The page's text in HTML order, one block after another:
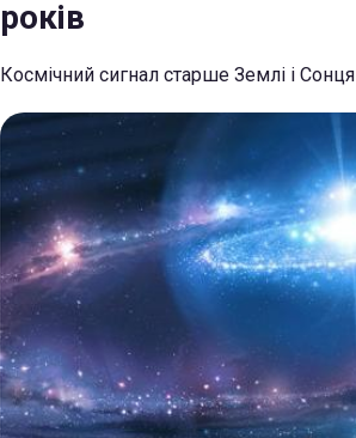
років
Космічний сигнал старше Землі і